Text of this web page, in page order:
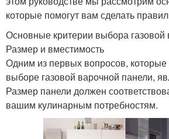
которые помогут вам сделать
Основные критерии выбора газовой
Размер и вместимость
Одним из первых вопросов, которые
выборе газовой варочной панели,
Размер панели должен
вашим кулинарным потребностям.